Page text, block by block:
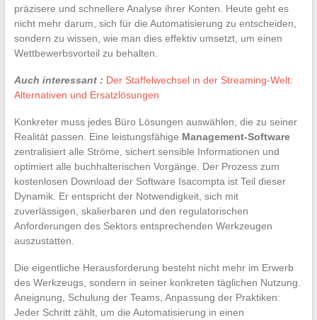
präzisere und schnellere Analyse ihrer Konten. Heute geht es
nicht mehr darum, sich für die Automatisierung zu entscheiden,
sondern zu wissen, wie man dies effektiv umsetzt, um einen
Wettbewerbsvorteil zu behalten.
Auch interessant : Der Staffelwechsel in der Streaming-Welt:
Alternativen und Ersatzlösungen
Konkreter muss jedes Büro Lösungen auswählen, die zu seiner
Realität passen. Eine leistungsfähige Management-Software
zentralisiert alle Ströme, sichert sensible Informationen und
optimiert alle buchhalterischen Vorgänge. Der Prozess zum
kostenlosen Download der Software Isacompta ist Teil dieser
Dynamik. Er entspricht der Notwendigkeit, sich mit
zuverlässigen, skalierbaren und den regulatorischen
Anforderungen des Sektors entsprechenden Werkzeugen
auszustatten.
Die eigentliche Herausforderung besteht nicht mehr im Erwerb
des Werkzeugs, sondern in seiner konkreten täglichen Nutzung.
Aneignung, Schulung der Teams, Anpassung der Praktiken:
Jeder Schritt zählt, um die Automatisierung in einen